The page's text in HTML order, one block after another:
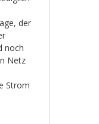
der
noch
Netz
Strom